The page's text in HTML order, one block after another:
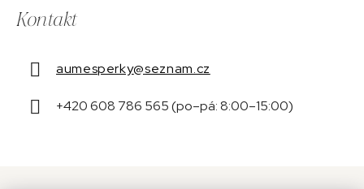
Kontakt
aumesperky@seznam.cz
+420 608 786 565 (po–pá: 8:00–15:00)